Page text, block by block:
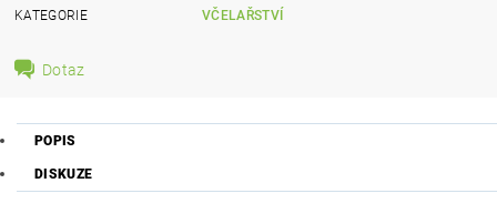
KATEGORIE
VČELAŘSTVÍ
Dotaz
POPIS
DISKUZE